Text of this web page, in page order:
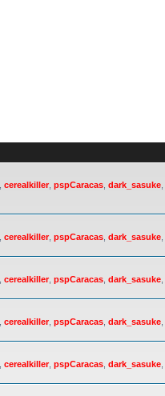
cerealkiller pspCaracas dark_sasuke
cerealkiller, pspCaracas dark_sasuke
cerealkiller, pspCaracas dark_sasuke
cerealkiller, pspCaracas dark_sasuke
cerealkiller, pspCaracas dark_sasuke